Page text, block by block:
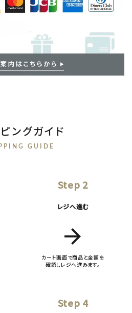
ングガイド
GUIDE
Step 2
レジへ進む
arrow_forward
カート画面で商品と金額を
確認しレジへ進みます。
Step 4